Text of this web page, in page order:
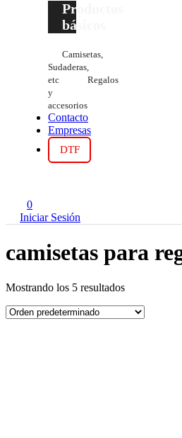
Productos
básicos
Camisetas,
Sudaderas,
etc
Regalos
y
accesorios
Contacto
Empresas
DTF
0
Iniciar Sesión
camisetas para
Mostrando los 5 resultados